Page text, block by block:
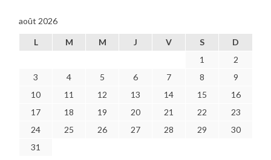
août 2026
L M M J V S
D
1
2
3
4 5 6 7 8
9
10
11 12 13 14 15
16
17
18 19 20 21 22
23
24
25 26 27 28 29
30
31